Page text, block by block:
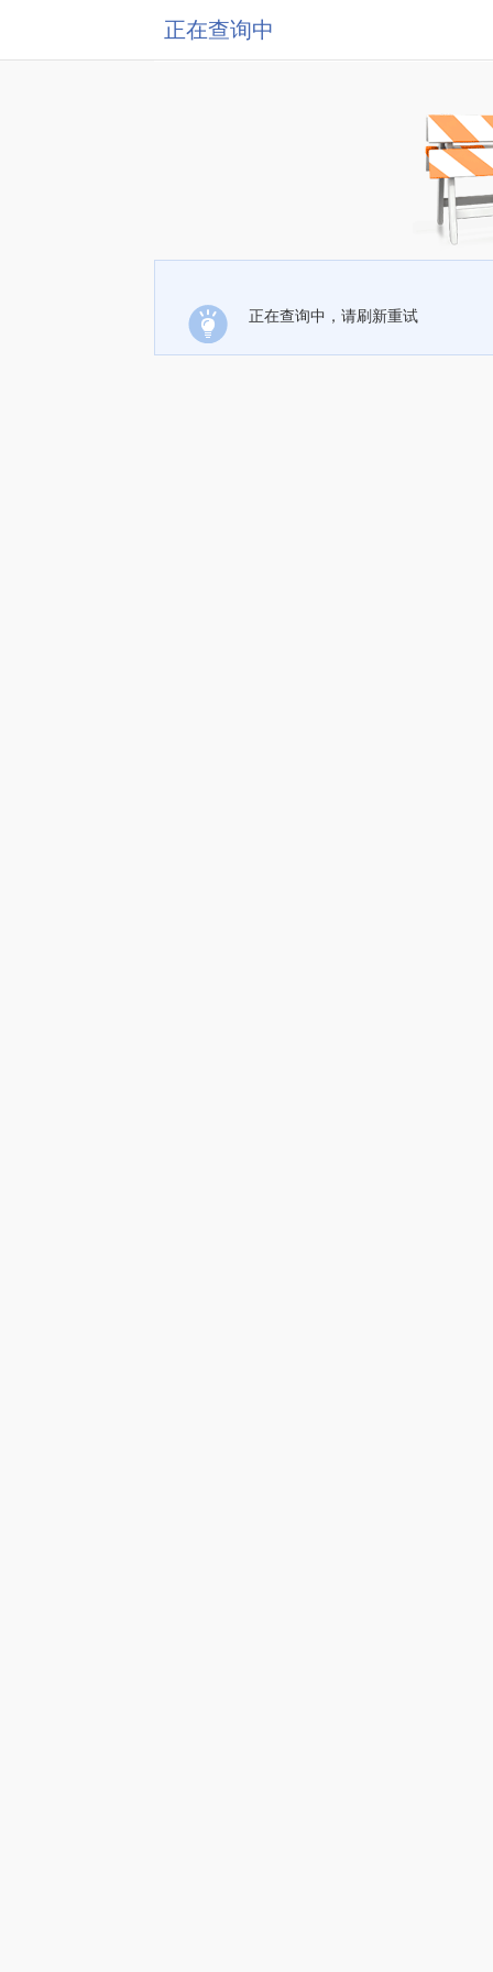
正在查询中
正在查询中，请刷新重试